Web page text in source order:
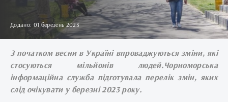
Додано: 01 березень 2023
З початком весни в Україні впроваджуються зміни, які
стосуються мільйонів людей.Чорноморська
інформаційна служба підготувала перелік змін, яких
слід очікувати у березні 2023 року.